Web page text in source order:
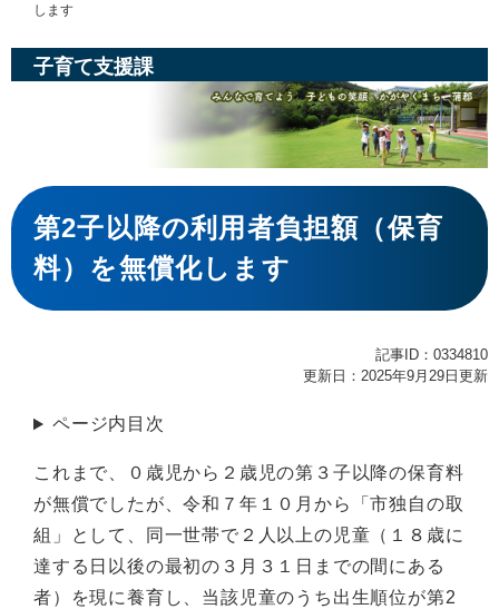
します
子育て支援課
本
文
第2子以降の利用者負担額（保育
料）を無償化します
記事ID：0334810
更新日：2025年9月29日更新
ページ内目次
これまで、０歳児から２歳児の第３子以降の保育料
が無償でしたが、令和７年１０月から「市独自の取
組」として、同一世帯で２人以上の児童（１８歳に
達する日以後の最初の３月３１日までの間にある
者）を現に養育し、当該児童のうち出生順位が第2